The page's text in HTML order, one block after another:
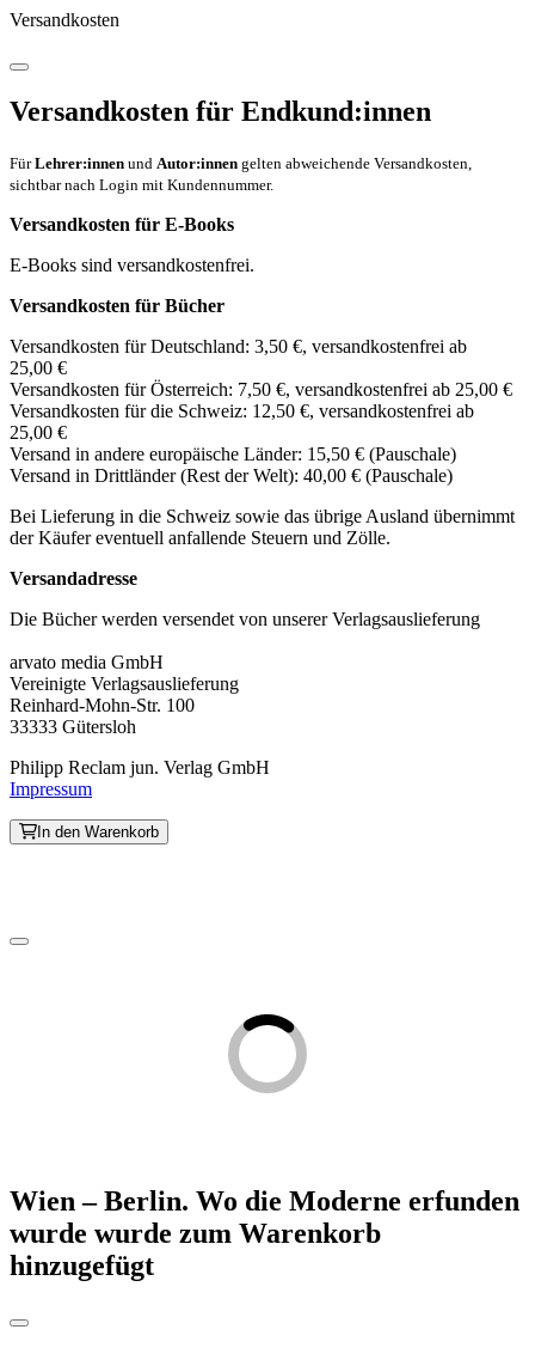
Versandkosten
Versandkosten für Endkund:innen
FürLehrer:innen und Autor:innen gelten abweichende Versandkosten,
sichtbar nach Login mit Kundennummer.
Versandkosten für E-Books
E-Books sind versandkostenfrei.
Versandkosten für Bücher
Versandkosten für Deutschland: 3,50 €, versandkostenfrei ab
25,00 €
Versandkosten für Österreich: 7,50 €, versandkostenfrei ab 25,00 €
Versandkosten für die Schweiz: 12,50 €, versandkostenfrei ab
25,00 €
Versand in andere europäische Länder: 15,50 € (Pauschale)
Versand in Drittländer (Rest der Welt): 40,00 € (Pauschale)
Bei Lieferung in die Schweiz sowie das übrige Ausland übernimmt
der Käufer eventuell anfallende Steuern und Zölle.
Versandadresse
Die Bücher werden versendet von unserer Verlagsauslieferung
arvato media GmbH
Vereinigte Verlagsauslieferung
Reinhard-Mohn-Str. 100
33333 Gütersloh
Philipp Reclam jun. Verlag GmbH
Impressum
In den Warenkorb
Wien – Berlin. Wo die Moderne erfunden
wurde wurde zum Warenkorb
hinzugefügt